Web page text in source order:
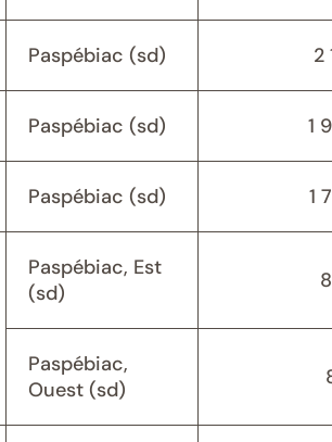
Paspébiac (sd) 2
Paspébiac (sd) 1
Paspébiac (sd) 1
Paspébiac, Est
(sd)
Paspébiac,
Ouest (sd)